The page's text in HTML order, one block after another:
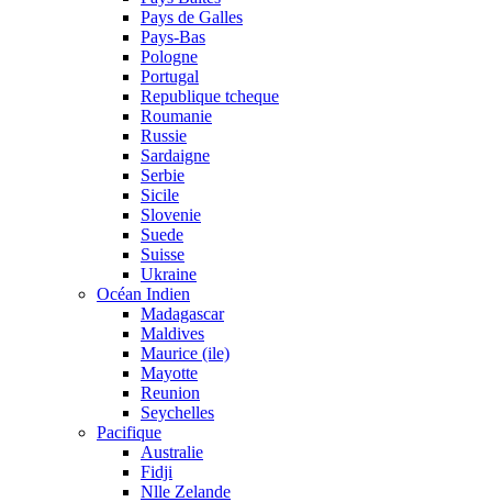
Pays de Galles
Pays-Bas
Pologne
Portugal
Republique tcheque
Roumanie
Russie
Sardaigne
Serbie
Sicile
Slovenie
Suede
Suisse
Ukraine
Océan Indien
Madagascar
Maldives
Maurice (ile)
Mayotte
Reunion
Seychelles
Pacifique
Australie
Fidji
Nlle Zelande